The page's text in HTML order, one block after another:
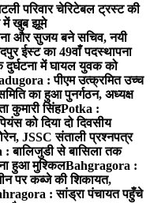
परिवार चेरिटेबल ट्रस्ट की
में खुब झूमे
और सुजय बने सचिव, नयी
ईस्ट का 49वाँ पदस्थापना
में घायल युवक को
: पीएम उत्क्रमित उच्च
का हुआ पुनर्गठन, अध्यक्ष
कुमारी सिंहPotka :
को दिया दो दिवसीय
JSSC संताली प्रश्नपत्र
बालिजुडी से बासिला तक
हुआ मुश्किलBahgragora :
पर कब्जे की शिकायत,
: सांड्रा पंचायत पहुँचे